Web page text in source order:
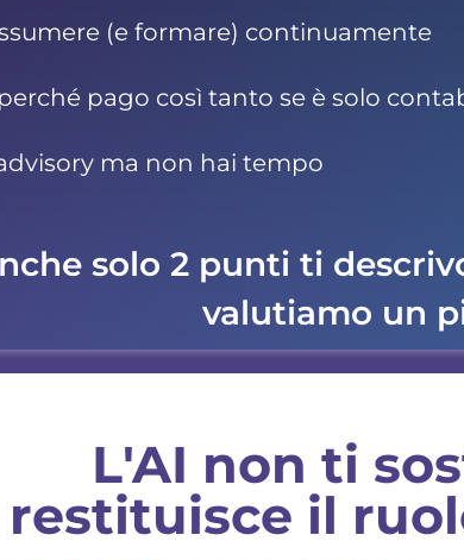
(e formare) continuamente
pago così tanto se è solo
ma non hai tempo
solo 2 punti ti
valutiamo un
L'AI non ti
restituisce il